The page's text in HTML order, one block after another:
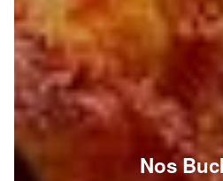
Nos